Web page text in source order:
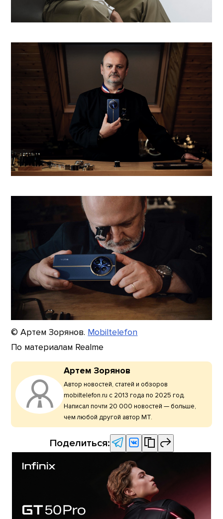
© Артем Зорянов. Mobiltelefon
По материалам Realme
Артем Зорянов
Автор новостей, статей и обзоров
mobiltelefon.ru с 2013 года по 2025 год.
Написал почти 20 000 новостей — больше,
чем любой другой автор МТ.
Поделиться: